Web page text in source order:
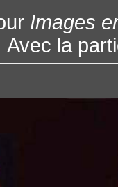
Images
Avec la